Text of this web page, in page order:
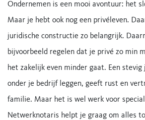
Ondernemen is een mooi avontuur: het
Maar je hebt ook nog een privéleven.
juridische constructie zo belangrijk.
bijvoorbeeld regelen dat je privé zo min
het zakelijk even minder gaat. Een
onder je bedrijf leggen, geeft rust en
familie. Maar het is wel werk voor
Netwerknotaris helpt je graag om alles